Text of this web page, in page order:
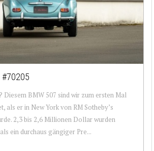
#70205
Diesem BMW 507 sind wir zum ersten Mal
als er in New York von RM Sotheby’s
2,3 bis 2,6 Millionen Dollar wurden
ein durchaus gängiger Pre...